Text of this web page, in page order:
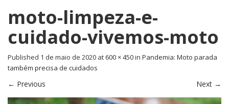
moto-limpeza-e-
cuidado-vivemos-moto
Published 1 de maio de 2020 at 600 × 450in Pandemia: Moto parada
também precisa de cuidados
← Previous Next →